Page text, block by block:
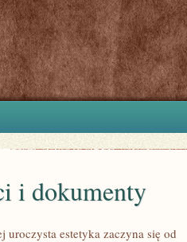
i dokumenty
estetyka zaczyna się od